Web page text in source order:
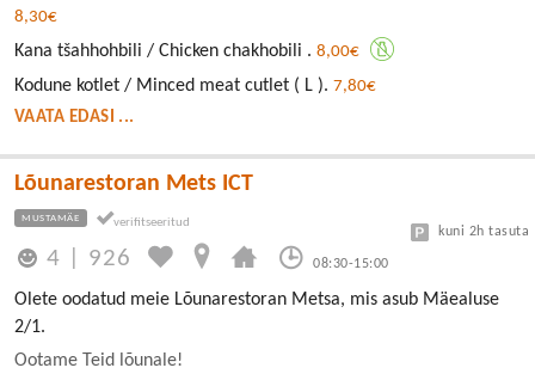
8,30€
Kana tšahhohbili / Chicken chakhobili . 8,00€
Kodune kotlet / Minced meat cutlet ( L ). 7,80€
VAATA EDASI ...
Lõunarestoran Mets ICT
MUSTAMÄE
4 926 08:30-15:00
kuni 2h tasuta
Olete oodatud meie Lõunarestoran Metsa, mis asub Mäealuse
2/1.
Ootame Teid lõunale!